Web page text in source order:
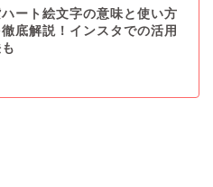
ート絵文字の意味と使い方
徹底解説！インスタでの活用